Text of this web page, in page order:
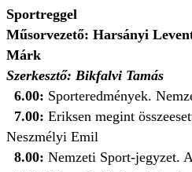
Sportreggel
Műsorvezető: Harsányi
Márk
Szerkesztő: Bikfalvi Tamás
6.00: Sporteredmények.
7.00: Eriksen megint
Neszmélyi Emil
8.00: Nemzeti Sport-jegyzet.